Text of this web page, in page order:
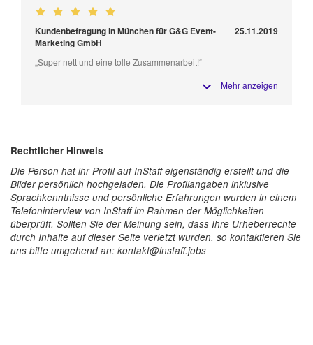
Kundenbefragung in München für G&G Event-
Marketing GmbH
25.11.2019
„Super nett und eine tolle Zusammenarbeit!“
Mehr anzeigen
Rechtlicher Hinweis
Die Person hat ihr Profil auf InStaff eigenständig erstellt und die
Bilder persönlich hochgeladen. Die Profilangaben inklusive
Sprachkenntnisse und persönliche Erfahrungen wurden in einem
Telefoninterview von InStaff im Rahmen der Möglichkeiten
überprüft. Sollten Sie der Meinung sein, dass Ihre Urheberrechte
durch Inhalte auf dieser Seite verletzt wurden, so kontaktieren Sie
uns bitte umgehend an: kontakt@instaff.jobs